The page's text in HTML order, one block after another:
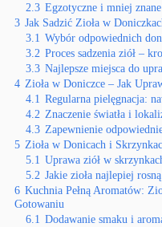
2.3 Egzotyczne i mniej
3 Jak Sadzić Zioła w
3.1 Wybór odpowiednich
3.2 Proces sadzenia ziół –
3.3 Najlepsze miejsca do
4 Zioła w Doniczce – Jak
4.1 Regularna pielęgnacja:
4.2 Znaczenie światła i
4.3 Zapewnienie
5 Zioła w Donicach i
5.1 Uprawa ziół w
5.2 Jakie zioła najlepiej
6 Kuchnia Pełną Aromatów:
Gotowaniu
6.1 Dodawanie smaku i